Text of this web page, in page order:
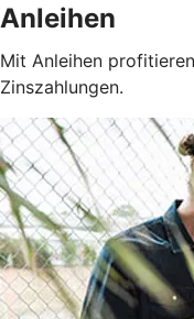
Anleihen
Mit Anleihen
Zinszahlungen.